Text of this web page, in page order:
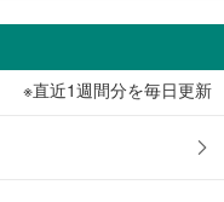
※直近1週間分を毎日更新